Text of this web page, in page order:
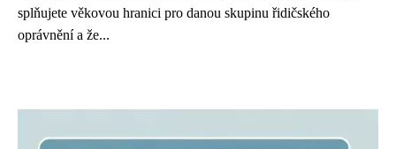
splňujete věkovou hranici pro danou skupinu řidičského
oprávnění a že...